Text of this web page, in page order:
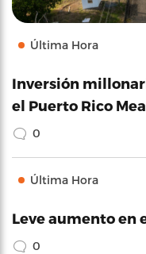
Última Hora
Inversión
el Puerto Rico
0
Última Hora
Leve aumento en
0